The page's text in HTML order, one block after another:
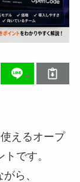
えるオープ
です。
ら、